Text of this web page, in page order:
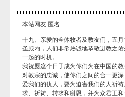
本站网友 匿名
十九、亲爱的全体牧者及教友们，五
圣殿内，人们非常热诚地恭敬进教之
一起的时机。
我祝愿这个日子成为你们为在中国的
对教宗的忠诚，使你们之间的合一更
爱我们的仇人，要为迫害我们的人祈
求、祈祷、转求和谢恩，并为众君王